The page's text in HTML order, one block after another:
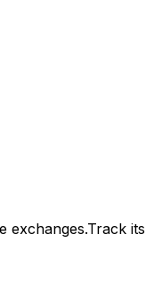
exchanges.Track